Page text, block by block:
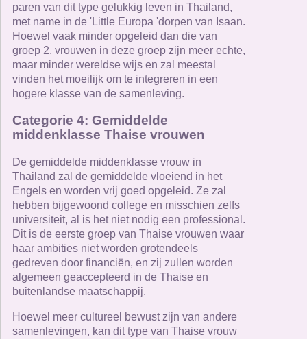
paren van dit type gelukkig leven in Thailand,
met name in de 'Little Europa 'dorpen van Isaan.
Hoewel vaak minder opgeleid dan die van
groep 2, vrouwen in deze groep zijn meer echte,
maar minder wereldse wijs en zal meestal
vinden het moeilijk om te integreren in een
hogere klasse van de samenleving.
Categorie 4: Gemiddelde
middenklasse Thaise vrouwen
De gemiddelde middenklasse vrouw in
Thailand zal de gemiddelde vloeiend in het
Engels en worden vrij goed opgeleid. Ze zal
hebben bijgewoond college en misschien zelfs
universiteit, al is het niet nodig een professional.
Dit is de eerste groep van Thaise vrouwen waar
haar ambities niet worden grotendeels
gedreven door financiën, en zij zullen worden
algemeen geaccepteerd in de Thaise en
buitenlandse maatschappij.
Hoewel meer cultureel bewust zijn van andere
samenlevingen, kan dit type van Thaise vrouw